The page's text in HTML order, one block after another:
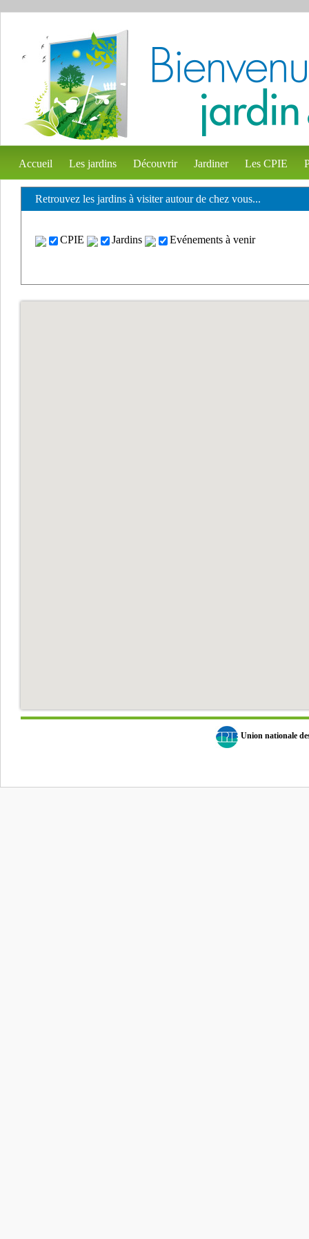
Accueil Les jardins Découvrir Jardiner Les CPIE
Retrouvez les jardins à visiter autour de chez vous...
CPIE Jardins Evénements à venir
Union nationale